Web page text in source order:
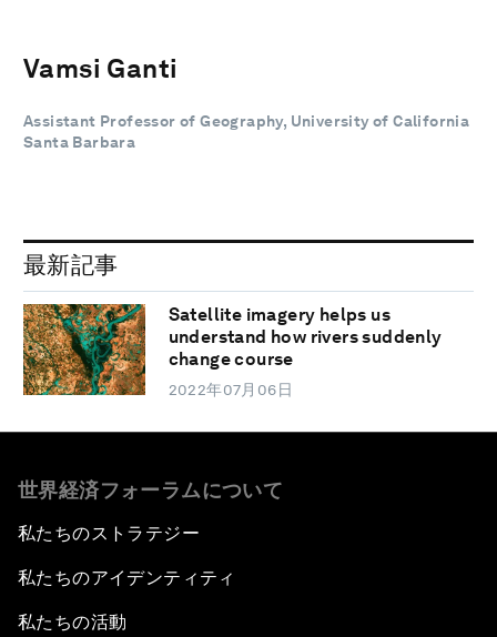
Vamsi Ganti
Assistant Professor of Geography, University of California
Santa Barbara
最新記事
Satellite imagery helps us
understand how rivers suddenly
change course
2022年07月06日
世界経済フォーラムについて
私たちのストラテジー
私たちのアイデンティティ
私たちの活動